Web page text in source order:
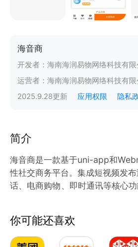
海音商
开发者： 海南海润易物网络科技有限
运营者： 海南海润易物网络科技有限
2025.9.28更新 应用权限 隐私
简介
海音商是一款基于uni-app和
性社交商务平台。集成短视频发
话、电商购物、即时通讯等核心
多端统一体验，整合支付宝微信
到商品交易的完整商业闭环，是
你可能还喜欢